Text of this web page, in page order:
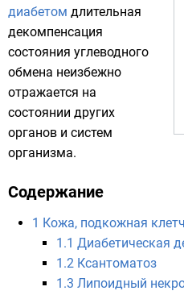
диабетом длительная
декомпенсация
состояния углеводного
обмена неизбежно
отражается на
состоянии других
органов и систем
организма.
Содержание
1 Кожа, подкожная
1.1 Диабетическая
1.2 Ксантоматоз
1.3 Липоидный